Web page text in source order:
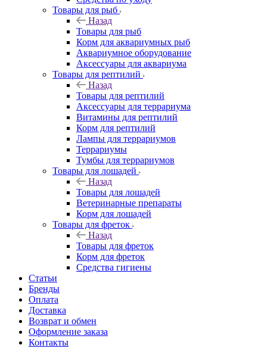
Товары для рыб
Назад
Товары для рыб
Корм для аквариумных рыб
Аквариумное оборудование
Аксессуары для аквариума
Товары для рептилий
Назад
Товары для рептилий
Аксессуары для террариума
Витамины для рептилий
Корм для рептилий
Лампы для террариумов
Террариумы
Тумбы для террариумов
Товары для лошадей
Назад
Товары для лошадей
Ветеринарные препараты
Корм для лошадей
Товары для фреток
Назад
Товары для фреток
Корм для фреток
Средства гигиены
Статьи
Бренды
Оплата
Доставка
Возврат и обмен
Оформление заказа
Контакты